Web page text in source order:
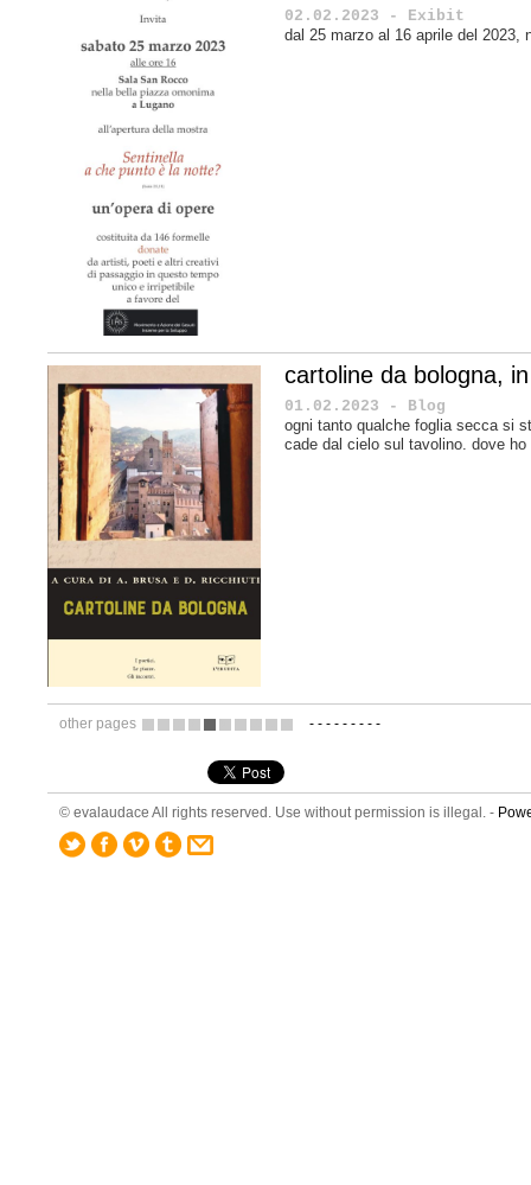
02.02.2023 - Exibit
dal 25 marzo al 16 aprile del 2023,
cartoline da bologna,
01.02.2023 - Blog
ogni tanto qualche foglia secca si
cade dal cielo sul tavolino. dove
other pages - - - - - - - - -
© evalaudace All rights reserved. Use without permission is illegal. -